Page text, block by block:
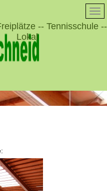
-- Tennisschule --
Lokal